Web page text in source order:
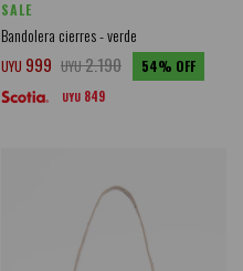
SALE
Bandolera cierres - verde
UYU 999 UYU2.190 54
UYU 849